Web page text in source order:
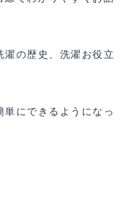
濯の歴史、洗濯お役立
にできるようになっ